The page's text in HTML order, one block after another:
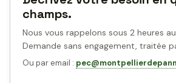
champs.
Nous vous rappelons sous 2 heures
Demande sans engagement, traitée
Ou par email :